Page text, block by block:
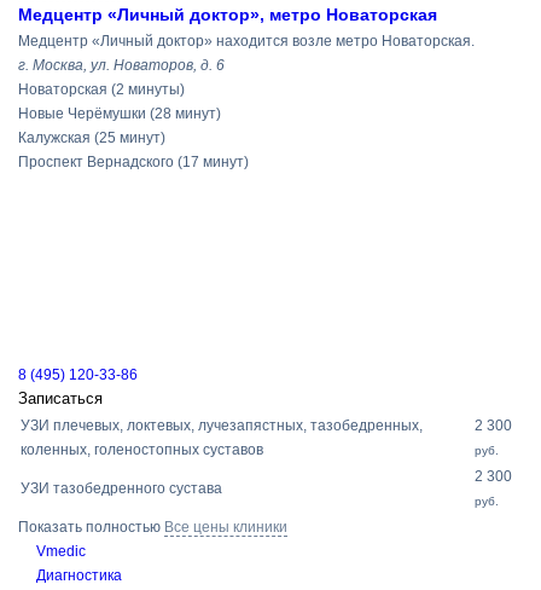
Медцентр «Личный доктор», метро Новаторская
Медцентр «Личный доктор» находится возле метро Новаторская.
г. Москва, ул. Новаторов, д. 6
Новаторская (2 минуты)
Новые Черёмушки (28 минут)
Калужская (25 минут)
Проспект Вернадского (17 минут)
8 (495) 120-33-86
Записаться
УЗИ плечевых, локтевых, лучезапястных, тазобедренных,
коленных, голеностопных суставов
2 300
руб.
УЗИ тазобедренного сустава
2 300
руб.
Показать полностью Все цены клиники
Vmedic
Диагностика